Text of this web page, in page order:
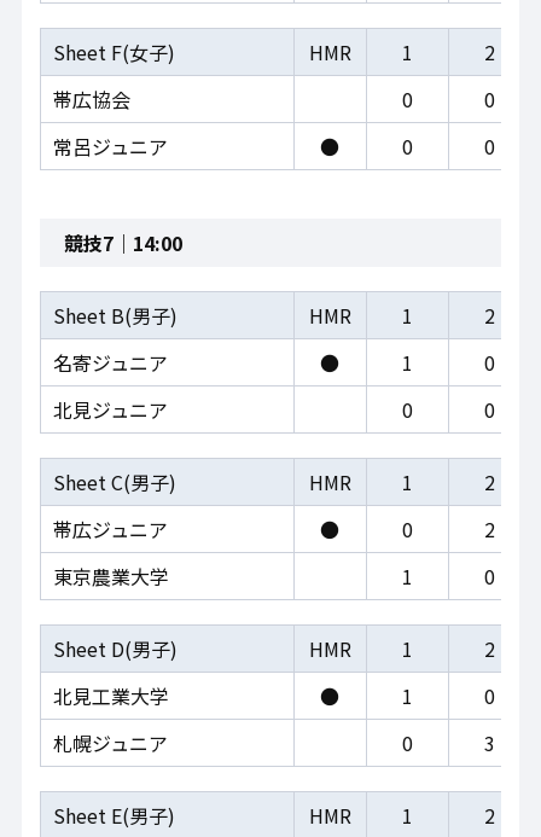
Sheet F(女子) HMR 1
2
帯広協会
0
0
常呂ジュニア
● 0 0
競技7｜14:00
Sheet B(男子) HMR 1
2
名寄ジュニア
● 1
0
北見ジュニア
0 0
Sheet C(男子) HMR 1
2
帯広ジュニア
● 0
2
東京農業大学
1 0
Sheet D(男子) HMR 1
2
北見工業大学
● 1
0
札幌ジュニア
0 3
Sheet E(男子) HMR 1 2